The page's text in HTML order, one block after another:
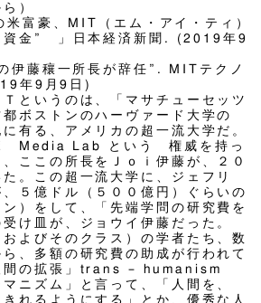
）
富豪、MIT（エム・アイ・ティ）
資金” 」日本経済新聞. (2019年9
伊藤穰一所長が辞任”. MITテクノ
年9月9日)
というのは、「マサチューセッツ
都ボストンのハーヴァード大学の
有る、アメリカの超一流大学だ。
Media Lab という 権威を持っ
ここの所長をＪｏｉ伊藤が、２０
。この超一流大学に、ジェフリ
５億ドル（５００億円）ぐらいの
）をして、「先端学問の研究費を
け皿が、ジョウイ伊藤だった。
よびそのクラス）の学者たち、数
、多額の研究費の助成が行われて
間の拡張」trans – humanism
マニズム」と言って、「人間を、
れるようにする」とか、優秀な人